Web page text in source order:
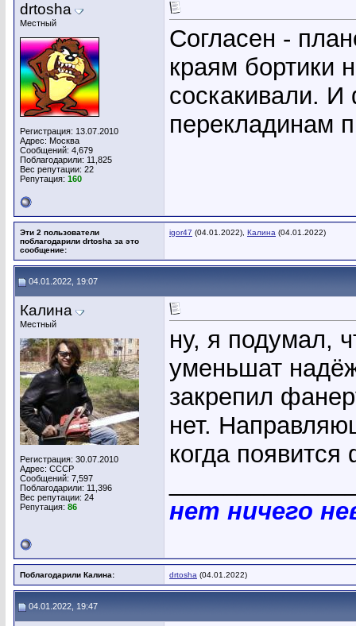
drtosha
Местный
Регистрация: 13.07.2010
Адрес: Москва
Сообщений: 4,679
Поблагодарили: 11,825
Вес репутации: 22
Репутация: 160
Согласен -
краям бортики
соскакивали.
перекладинам
Эти 2 пользователи
поблагодарили drtosha за это
сообщение:
igor47 (04.01.2022), Калина (04.01.2022)
04.01.2022, 19:07
Калина
Местный
Регистрация: 30.07.2010
Адрес: СССР
Сообщений: 7,597
Поблагодарили: 11,396
Вес репутации: 24
Репутация: 86
ну, я подумал,
уменьшат
закрепил
нет.
когда
нет ничего
Поблагодарили Калина: drtosha (04.01.2022)
04.01.2022, 19:47